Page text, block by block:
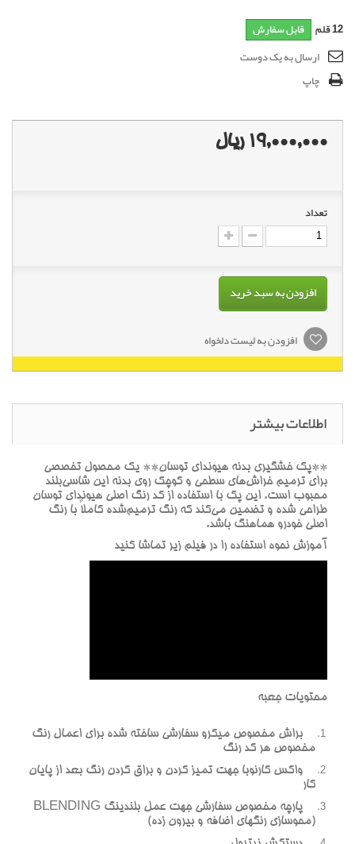
12قلم قابل سفارش
ارسال به یک دوست
چاپ
19,000,000 ریال
تعداد
افزودن به سبد خرید
افزودن به لیست دلخواه
اطلاعات بیشتر
**پک خشگيري بدنه هيونداي توسان** يک محصول تخصصي
براي ترميم خراش‌هاي سطحي و کوچک روي بدنه اين شاسي‌بلند
محبوب است. اين پک با استفاده از کد رنگ اصلي هيونداي توسان
طراحي شده و تضمين مي‌کند که رنگ ترميم‌شده کاملاً با رنگ
اصلي خودرو هماهنگ باشد.
آموزش نحوه استفاده را در فيلم زير تماشا کنيد
محتويات جعبه
براش مخصوص ميکرو سفارشي ساخته شده براي اعمال رنگ
مخصوص هر کد رنگ
واکس کارنوبا جهت تميز کردن و براق کردن رنگ بعد از پايان
کار
پارچه مخصوص سفارشي جهت عمل بلندينگ BLENDING
(محوسازي رنگهاي اضافه و بيرون زده)